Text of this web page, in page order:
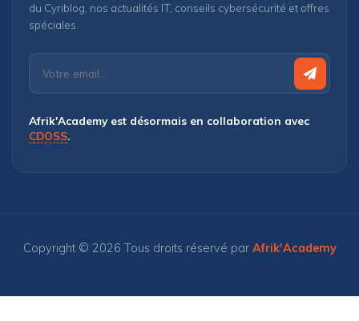
du Cyriblog, nos actualités IT, conseils cybersécurité et offres
spéciales.
Afrik'Academy est désormais en collaboration avec
CDOSS.
Copyright © 2026 Tous droits réservé par Afrik'Academy